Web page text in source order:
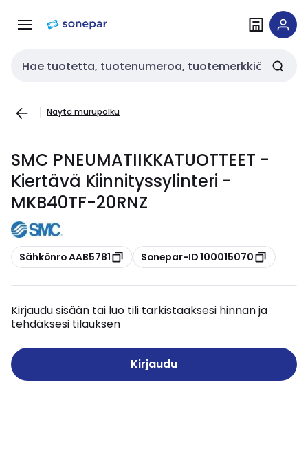
navigointiinsisältöön
Haku
Näytä murupolku
SMC PNEUMATIIKKATUOTTEET -
Kiertävä Kiinnityssylinteri -
MKB40TF-20RNZ
Kopioi
Sähkönro AAB5781 Kopioi
Sonepar-ID 100015070
Kirjaudu sisään tai luo tili tarkistaaksesi hinnan ja
tehdäksesi tilauksen
Kirjaudu